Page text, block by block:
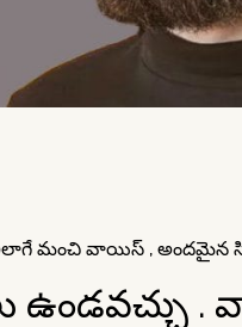
మంచి వాయిస్ , అందమైన
.